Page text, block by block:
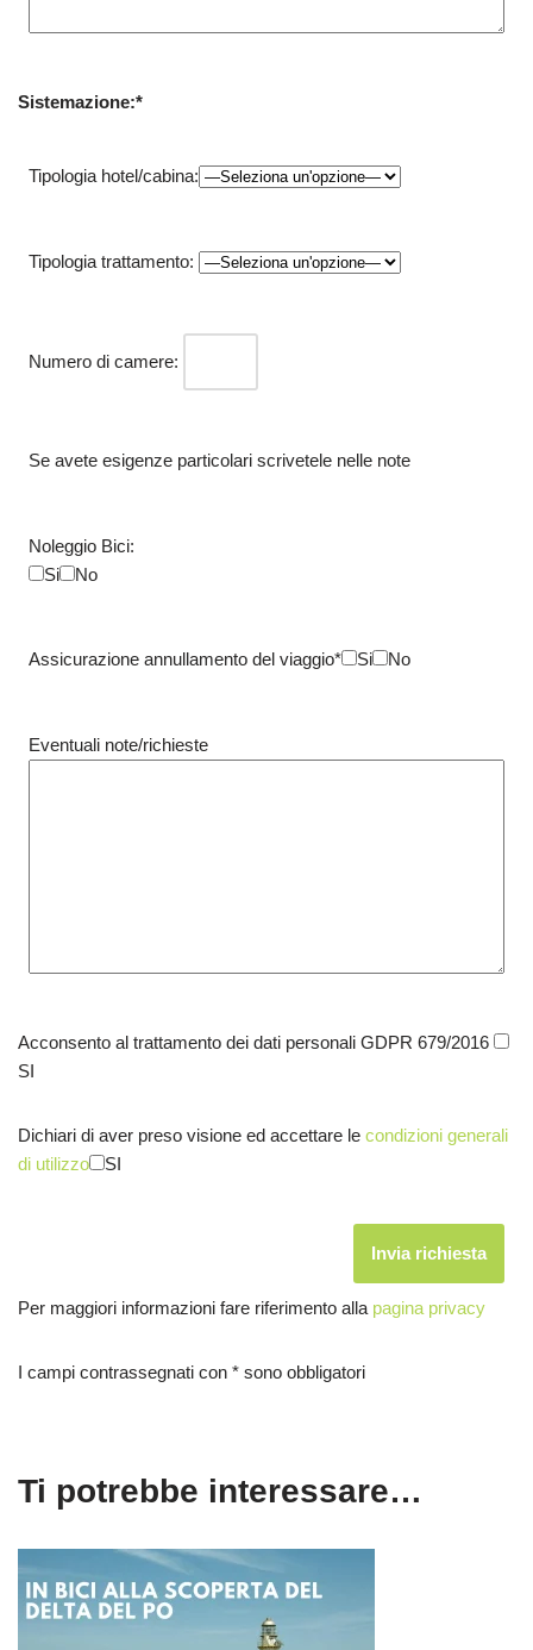
Sistemazione:*
Tipologia hotel/cabina:
Tipologia trattamento:
Numero di camere:
Se avete esigenze particolari scrivetele nelle note
Noleggio Bici:
Si
No
Assicurazione annullamento del viaggio* Si No
Eventuali note/richieste
Acconsento al trattamento dei dati personali GDPR 679/2016
SI
Dichiari di aver preso visione ed accettare le condizioni generali
di utilizzo
SI
Per maggiori informazioni fare riferimento alla pagina privacy
I campi contrassegnati con * sono obbligatori
Ti potrebbe interessare…